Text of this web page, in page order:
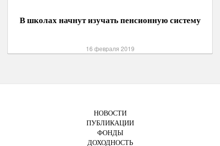
В школах начнут изучать пенсионную систему
16 февраля 2019
НОВОСТИ
ПУБЛИКАЦИИ
ФОНДЫ
ДОХОДНОСТЬ